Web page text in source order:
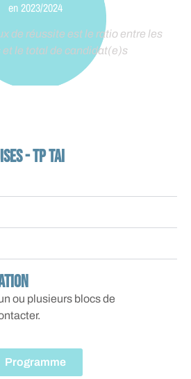
en 2023/2024
de réussite est le ratio entre les
le total de candidat(e)s
- TP TAI
ou plusieurs blocs de
Programme